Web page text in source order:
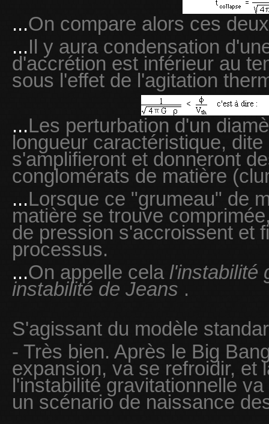
...On compare alors ces
...Il y aura condensation
d'accrétion est inférieur au
sous l'effet de l'agitation
...Les perturbation d'un
longueur caractéristique,
s'amplifieront et donneront
conglomérats de matière
...Lorsque ce "grumeau" de
matière se trouve
de pression s'accroissent et
processus.
...On appelle cela l'instabilité
instabilité de Jeans .
S'agissant du modèle
- Très bien. Après le Big
expansion, va se refroidir,
l'instabilité gravitationnelle
un scénario de naissance